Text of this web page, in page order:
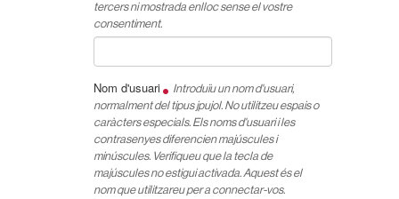
tercers ni mostrada enlloc sense el vostre
consentiment.
Nom d'usuari
Introduïu un nom d'usuari,
normalment del tipusjpujol. No utilitzeu espais o
caràcters especials. Els noms d'usuari i les
contrasenyes diferencien majúscules i
minúscules. Verifiqueu que la tecla de
majúscules no estigui activada. Aquest és el
nom que utilitzareu per a connectar-vos.